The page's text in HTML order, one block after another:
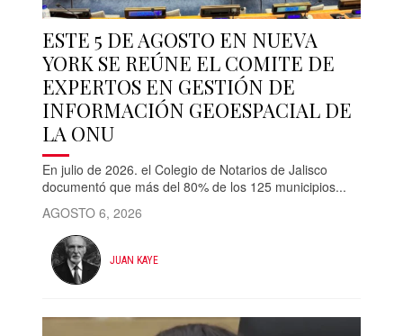
ESTE 5 DE AGOSTO EN NUEVA
YORK SE REÚNE EL COMITE DE
EXPERTOS EN GESTIÓN DE
INFORMACIÓN GEOESPACIAL DE
LA ONU
En julio de 2026. el Colegio de Notarios de Jalisco
documentó que más del 80% de los 125 municipios...
AGOSTO 6, 2026
JUAN KAYE